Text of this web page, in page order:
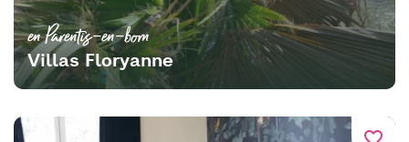
en Parentis-en-born
Villas Floryanne